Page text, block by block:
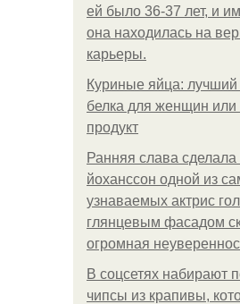
ей было 36-37 лет, и
она находилась на
карьеры.
Куриные яйца: лучший
белка для женщин
продукт
Ранняя слава сделала
йоханссон одной из
узнаваемых актрис
глянцевым фасадом
огромная
В соцсетях набирают
чипсы из крапивы,